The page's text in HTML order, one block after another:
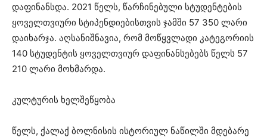
დაფინანსდა. 2021 წელს, წარჩინებული სტუდენტების
ყოველთვიური სტიპენდიებისთვის ჯამში 57 350 ლარი
დაიხარჯა. აღსანიშნავია, რომ მოწყვლადი კატეგორიის
140 სტუდენტის ყოველთვიურ დაფინანსებებს წელს 57
210 ლარი მოხმარდა.
კულტურის ხელშეწყობა
წელს, ქალაქ ბოლნისის ისტორიულ ნაწილში მდებარე